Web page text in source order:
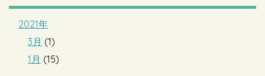
2021年
3月 (1)
1月 (15)